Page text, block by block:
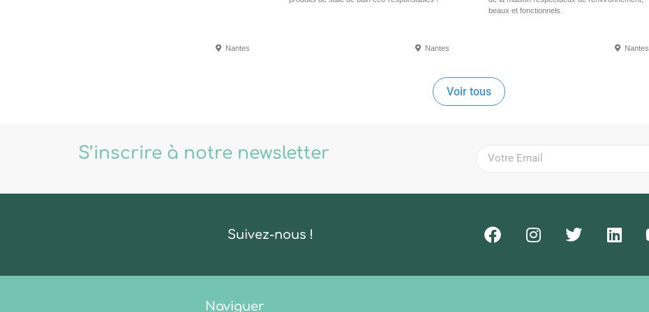
Nantes Nantes
beaux et fonctionnels.
Nantes
Voir tous
S’inscrire à notre newsletter
Suivez-nous !
Naviguer